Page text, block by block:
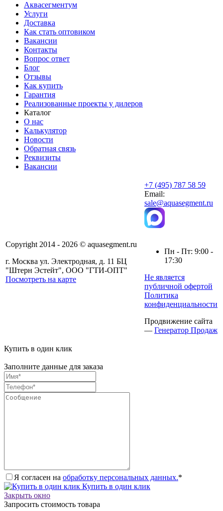
Аквасегментум
Услуги
Доставка
Как стать оптовиком
Вакансии
Контакты
Вопрос ответ
Блог
Отзывы
Как купить
Гарантия
Реализованные проекты у дилеров
Каталог
О нас
Калькулятор
Новости
Обратная связь
Реквизиты
Вакансии
Copyright 2014 - 2026 © aquasegment.ru
г. Москва ул. Электродная, д. 11 БЦ
"Штерн Эстейт", ООО "ГТИ-ОПТ"
Посмотреть на карте
+7 (495) 787 58 59
Email:
sale@aquasegment.ru
Пн - Пт: 9:00 -
17:30
Не является
публичной офертой
Политика
конфиденциальности
Продвижение сайта
— Генератор Продаж
Купить в один клик
Заполните данные для заказа
Я согласен на обработку персональных данных.*
Купить в один клик
Закрыть окно
Запросить стоимость товара